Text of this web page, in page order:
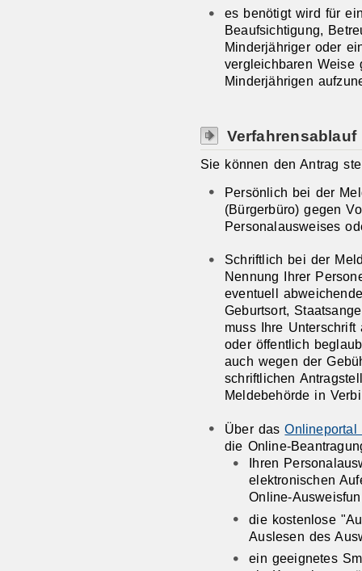
es benötigt wird für
Beaufsichtigung,
Minderjähriger oder
vergleichbaren Weise
Minderjährigen
Verfahrensablauf
Sie können den Antrag
Persönlich bei der
(Bürgerbüro) gegen
Personalausweises
Schriftlich bei der
Nennung Ihrer
eventuell
Geburtsort,
muss Ihre
oder öffentlich
auch wegen der
schriftlichen
Meldebehörde in
Über dasOnlineportal
die Online-
Ihren
elektronischen
Online-
die kostenlose
Auslesen des
ein geeignetes